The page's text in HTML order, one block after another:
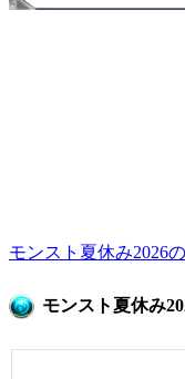
モンスト夏休み2026
モンスト夏休み